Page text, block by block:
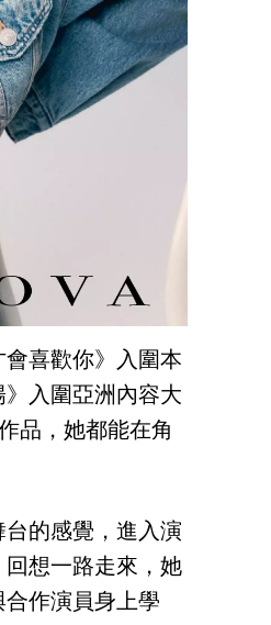
喜歡你》入圍本
入圍亞洲內容大
品，她都能在角
的感覺，進入演
想一路走來，她
作演員身上學